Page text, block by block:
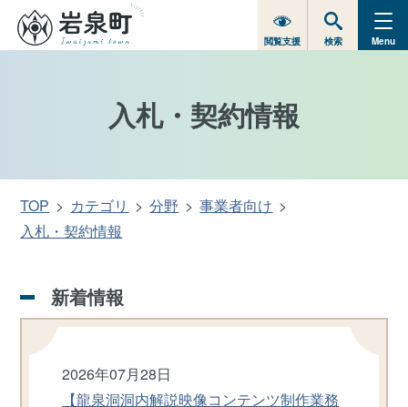
閲覧支援 検索 Menu
入札・契約情報
TOP カテゴリ 分野
事業者向け
入札・契約情報
新着情報
2026年07月28日
【龍泉洞洞内解説映像コンテンツ制作業務